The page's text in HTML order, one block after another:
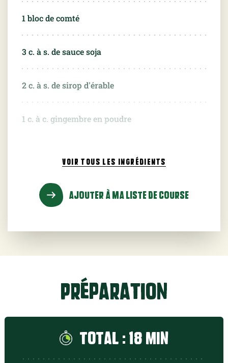
1 bloc de comté
3 c. à s. de sauce soja
2 c. à s. de sirop d'érable
1 c. à c. gingembre en poudre
graines de sésame ( 7.5
VOIR TOUS LES INGRÉDIENTS
AJOUTER À MA LISTE DE COURSE
Préparation
Total : 18 min